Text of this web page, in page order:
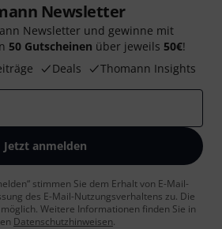
Newsletter
Newsletter und gewinne mit
50 Gutscheinen über jeweils 50€!
Deals Thomann Insights
Jetzt anmelden
stimmen Sie dem Erhalt von E-Mail-
des E-Mail-Nutzungsverhaltens zu. Die
Weitere Informationen finden Sie in
Datenschutzhinweisen.